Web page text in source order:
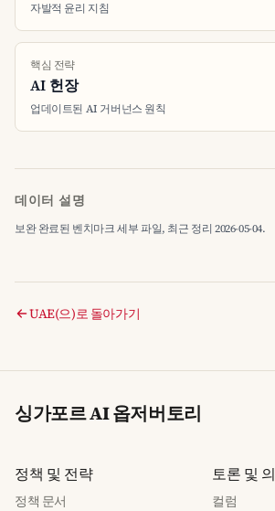
자발적 윤리 지침
핵심 전략
AI 헌장
업데이트된 AI 거버넌스 원칙
데이터 설명
보완 완료된 벤치마크 세부 파일, 최근 정리 2026-05-04.
UAE(으)로 돌아가기
싱가포르 AI 옵저버토리
정책 및 전략
정책 문서
토론 및
컬럼